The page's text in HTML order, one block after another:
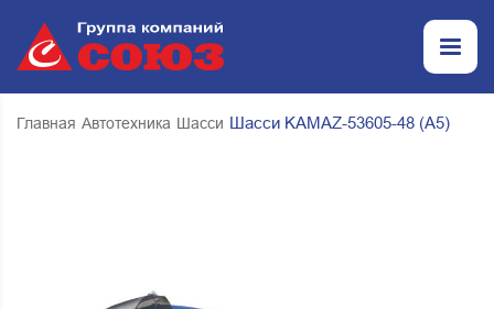
Главная Автотехника Шасси Шасси KAMAZ-53605-48 (A5)